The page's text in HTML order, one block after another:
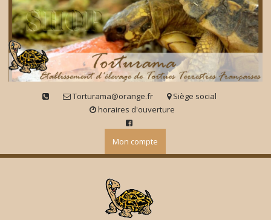
Skip
content
Torturama@orange.fr
Siège social
horaires d'ouverture
Mon compte